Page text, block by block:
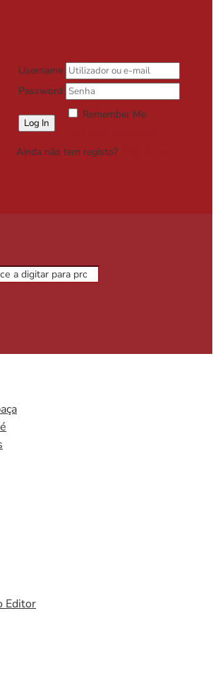
Username
Password
Remember Me
Ainda não tem registo?
Editor